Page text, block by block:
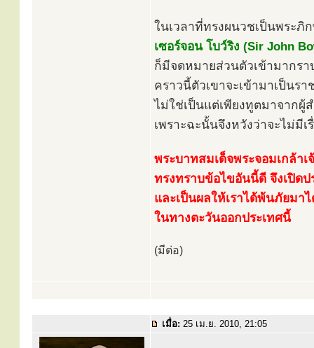
ในเวลาที่ทรงผนวชเป็นพระภิ
เซอร์จอน โบว์ริง (Sir John
ก็มีจดหมายส่วนตัวเข้ามากรา
คราวนี้ตัวเขาจะเข้ามาเป็นร
ไม่ใช่เป็นแต่เพียงทูตมาจากผู้
เพราะฉะนั้นจึงหวังว่าจะไม่มี
พระบาทสมเด็จพระจอมเกล้าเ
ทรงทราบข้อไขอันนี้ดี จึงเปิด
และเป็นผลให้เราได้พ้นภัยมา
ในทางตะวันออกประเทศนี้
(มีต่อ)
เมื่อ: 25 เม.ย. 2010, 21:05